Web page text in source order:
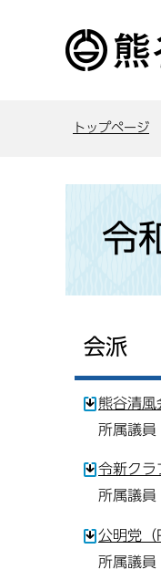
トップページ
か
令
会派
熊谷清風
所属議
令新クラ
所属議
公明党（
所属議